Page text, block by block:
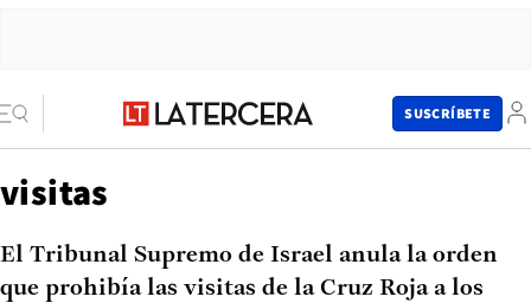
SUSCRÍBETE
visitas
El Tribunal Supremo de Israel anula la orden
que prohibía las visitas de la Cruz Roja a los